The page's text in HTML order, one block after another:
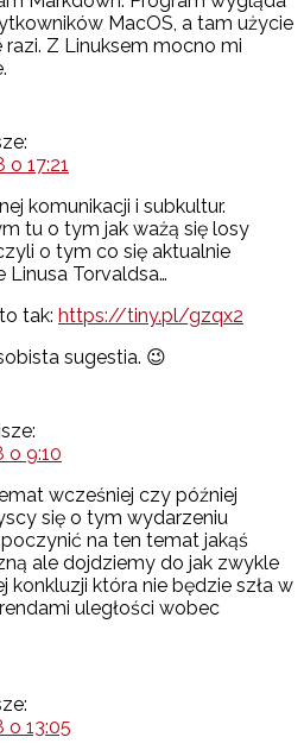
MacOS, a tam użycie
Z Linuksem mocno mi
o 17:21
komunikacji i subkultur.
tu o tym jak ważą się losy
o tym co się aktualnie
Linusa Torvaldsa…
tak: https://tiny.pl/gzqx2
sugestia. 😉
o 9:10
wcześniej czy później
się o tym wydarzeniu
na ten temat jakąś
ale dojdziemy do jak zwykle
konkluzji która nie będzie szła w
uległości wobec
o 13:05